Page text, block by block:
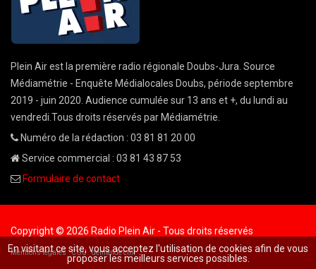
Plein Air est la première radio régionale Doubs-Jura. Source
Médiamétrie - Enquête Médialocales Doubs, période septembre
2019 - juin 2020. Audience cumulée sur 13 ans et +, du lundi au
vendredi.Tous droits réservés par Médiamétrie.
Numéro de la rédaction : 03 81 81 20 00
Service commercial : 03 81 43 87 53
Formulaire de contact
Copyright © 2026 Radio Plein Air - Tous droits réservés
Mentions légales CGU demande cnil
En visitant ce site, vous acceptez l'utilisation de cookies afin de vous
proposer les meilleurs services possibles.